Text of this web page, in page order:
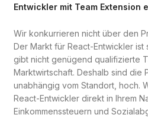
Entwickler mit Team Extension
Wir konkurrieren nicht über den
Der Markt für React-Entwickler
gibt nicht genügend qualifizierte
Marktwirtschaft. Deshalb sind die
unabhängig vom Standort, hoch.
React-Entwickler direkt in Ihrem
Einkommenssteuern und